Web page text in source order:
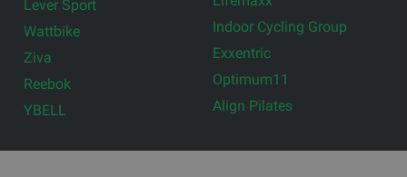
Lever Sport
Wattbike
Ziva
Reebok
YBELL
Indoor Cycling Group
Exxentric
Optimum11
Align Pilates